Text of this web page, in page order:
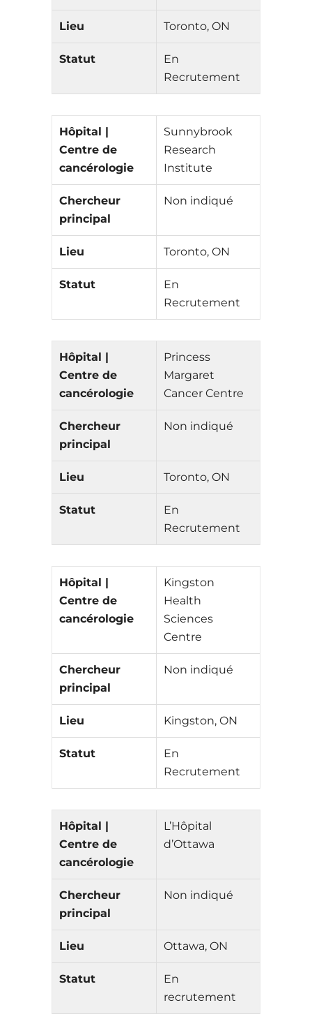
Lieu Toronto, ON
Statut
En
Recrutement
Hôpital |
Centre de
cancérologie
Sunnybrook
Research
Institute
Chercheur
principal
Non indiqué
Lieu Toronto, ON
Statut
En
Recrutement
Hôpital |
Centre de
cancérologie
Princess
Margaret
Cancer Centre
Chercheur
principal
Non indiqué
Lieu Toronto, ON
Statut
En
Recrutement
Hôpital |
Centre de
cancérologie
Kingston
Health
Sciences
Centre
Chercheur
principal
Non indiqué
Lieu Kingston, ON
Statut
En
Recrutement
Hôpital |
Centre de
cancérologie
L’Hôpital
d’Ottawa
Chercheur
principal
Non indiqué
Lieu Ottawa, ON
Statut
En
recrutement